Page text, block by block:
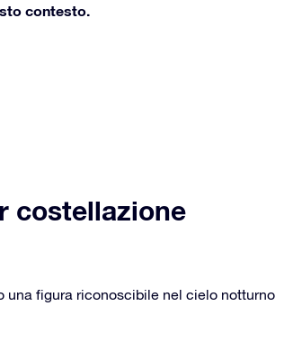
contesto.
costellazione
una figura riconoscibile nel cielo notturno